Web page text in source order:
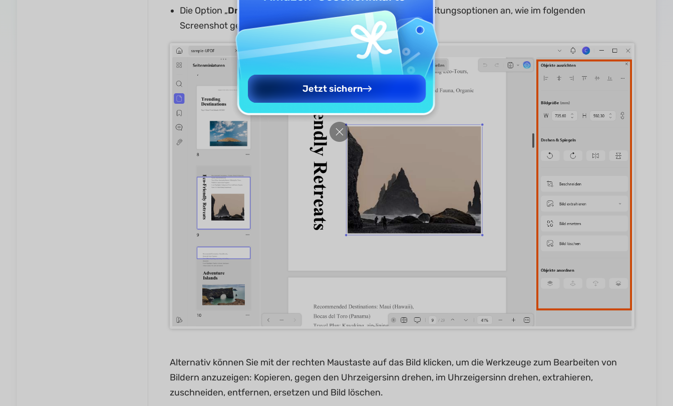
Die Option „Drei Punkte“
zeigt weitere Bildbearbeitungsoptionen an, wie im folgenden
Screenshot gezeigt:
Alternativ können Sie mit der rechten Maustaste auf das Bild klicken, um die Werkzeuge zum Bearbeiten von
Bildern anzuzeigen: Kopieren, gegen den Uhrzeigersinn drehen, im Uhrzeigersinn drehen, extrahieren,
zuschneiden, entfernen, ersetzen und Bild löschen.
Jetzt sichern